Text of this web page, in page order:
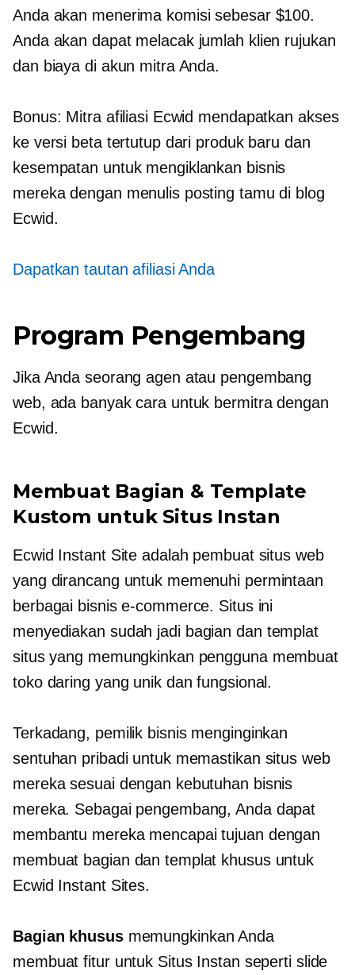
Anda akan menerima komisi sebesar $100.
Anda akan dapat melacak jumlah klien rujukan
dan biaya di akun mitra Anda.
Bonus: Mitra afiliasi Ecwid mendapatkan akses
ke versi beta tertutup dari produk baru dan
kesempatan untuk mengiklankan bisnis
mereka dengan menulis posting tamu di blog
Ecwid.
Dapatkan tautan afiliasi Anda
Program Pengembang
Jika Anda seorang agen atau pengembang
web, ada banyak cara untuk bermitra dengan
Ecwid.
Membuat Bagian & Template
Kustom untuk Situs Instan
Ecwid Instant Site adalah pembuat situs web
yang dirancang untuk memenuhi permintaan
berbagai bisnis e-commerce. Situs ini
menyediakan sudah jadibagian dan templat
situs yang memungkinkan pengguna membuat
toko daring yang unik dan fungsional.
Terkadang, pemilik bisnis menginginkan
sentuhan pribadi untuk memastikan situs web
mereka sesuai dengan kebutuhan bisnis
mereka. Sebagai pengembang, Anda dapat
membantu mereka mencapai tujuan dengan
membuat bagian dan templat khusus untuk
Ecwid Instant Sites.
Bagian khususmemungkinkan Anda
membuat fitur untuk Situs Instan seperti slide